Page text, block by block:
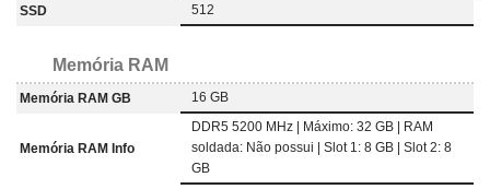
SSD
512
Memória RAM
Memória RAM GB 16 GB
Memória RAM Info
DDR5 5200 MHz | Máximo: 32 GB | RAM
soldada: Não possui | Slot 1: 8 GB | Slot 2: 8
GB